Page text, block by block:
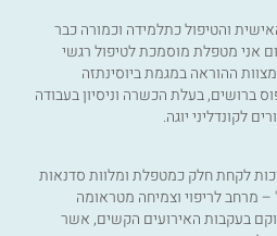
והטיפול כתלמידה וכמורה כבר
אני מטפלת מוסמכת לטיפול רגשי
ההוראה במגמת ביוסינתזה
ברושים, בעלת הכשרה וניסיון בעבודה
לקונדליני יוגה.
הזכות לקחת חלק כמטפלת ומלוות סדנאות
מרחב לריפוי וצמיחה מטראומה
בעקבות האירועים הקשים, אשר